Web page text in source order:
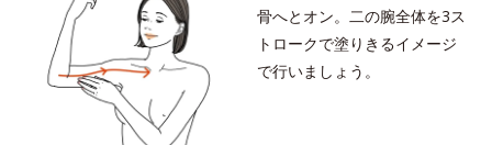
骨へとオン。二の腕全体を3ス
トロークで塗りきるイメージ
で行いましょう。